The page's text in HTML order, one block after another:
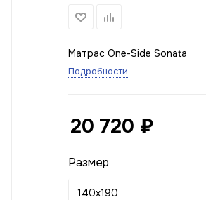
Матрас One-Side Sonata
Подробности
20 720 ₽
Размер
140x190